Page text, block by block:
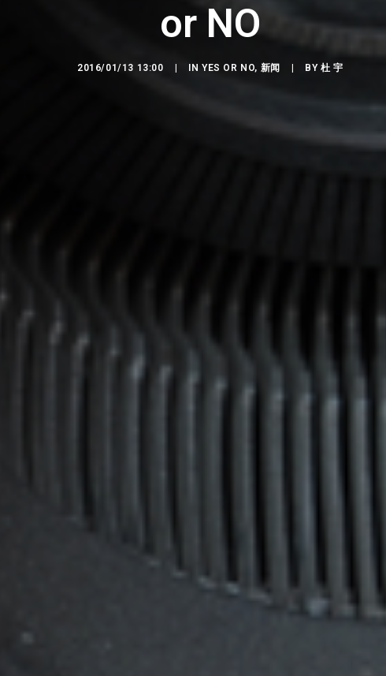
or NO
2016/01/13 13:00 IN YES OR NO, 新闻 BY杜 宇